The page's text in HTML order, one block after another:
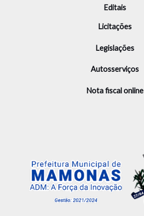
Editais
Licitações
Legislações
Autosserviços
Nota fiscal online